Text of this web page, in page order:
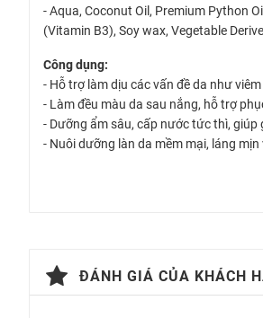
- Aqua, Coconut Oil, Premium Python
(Vitamin B3), Soy wax, Vegetable
Công dụng:
- Hỗ trợ làm dịu các vấn đề da như
- Làm đều màu da sau nắng, hỗ trợ
- Dưỡng ẩm sâu, cấp nước tức thì,
- Nuôi dưỡng làn da mềm mại, láng
Lưu ý: nên dùng kết hợp với Tẩy Tế
ĐÁNH GIÁ CỦA KHÁCH